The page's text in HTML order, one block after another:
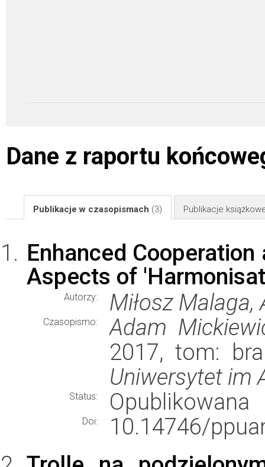
Dane z raportu
Publikacje w czasopismach (3) Publikacje
Enhanced
Aspects of
Autorzy: Miłosz Malaga,
Czasopismo:
Adam
2017, tom:
Uniwersytet im
Status: Opublikowana
Doi:
10.14746/